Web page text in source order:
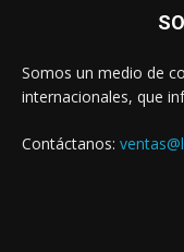
Somos un medio de
internacionales, que
Contáctanos: